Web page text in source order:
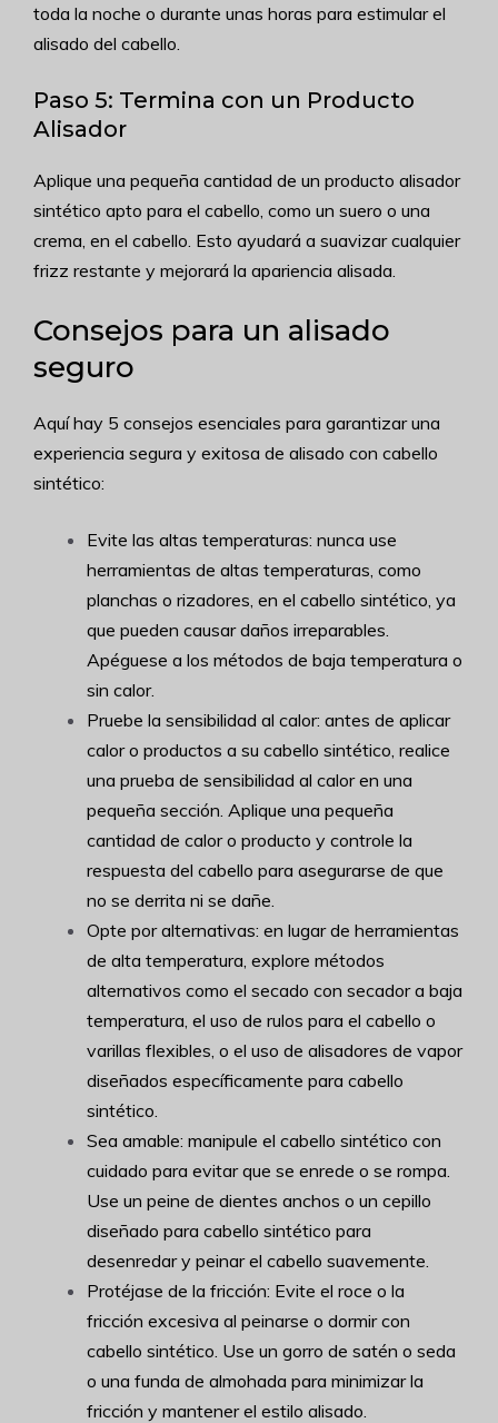
toda la noche o durante unas horas para estimular el
alisado del cabello.
Paso 5: Termina con un Producto
Alisador
Aplique una pequeña cantidad de un producto alisador
sintético apto para el cabello, como un suero o una
crema, en el cabello. Esto ayudará a suavizar cualquier
frizz restante y mejorará la apariencia alisada.
Consejos para un alisado
seguro
Aquí hay 5 consejos esenciales para garantizar una
experiencia segura y exitosa de alisado con cabello
sintético:
Evite las altas temperaturas: nunca use
herramientas de altas temperaturas, como
planchas o rizadores, en el cabello sintético, ya
que pueden causar daños irreparables.
Apéguese a los métodos de baja temperatura o
sin calor.
Pruebe la sensibilidad al calor: antes de aplicar
calor o productos a su cabello sintético, realice
una prueba de sensibilidad al calor en una
pequeña sección. Aplique una pequeña
cantidad de calor o producto y controle la
respuesta del cabello para asegurarse de que
no se derrita ni se dañe.
Opte por alternativas: en lugar de herramientas
de alta temperatura, explore métodos
alternativos como el secado con secador a baja
temperatura, el uso de rulos para el cabello o
varillas flexibles, o el uso de alisadores de vapor
diseñados específicamente para cabello
sintético.
Sea amable: manipule el cabello sintético con
cuidado para evitar que se enrede o se rompa.
Use un peine de dientes anchos o un cepillo
diseñado para cabello sintético para
desenredar y peinar el cabello suavemente.
Protéjase de la fricción: Evite el roce o la
fricción excesiva al peinarse o dormir con
cabello sintético. Use un gorro de satén o seda
o una funda de almohada para minimizar la
fricción y mantener el estilo alisado.